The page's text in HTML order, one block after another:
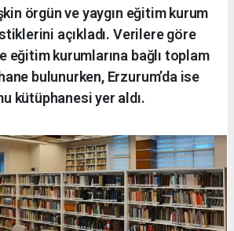
örgün ve yaygın eğitim kurum
açıkladı. Verilere göre
eğitim kurumlarına bağlı toplam
bulunurken, Erzurum’da ise
kütüphanesi yer aldı.